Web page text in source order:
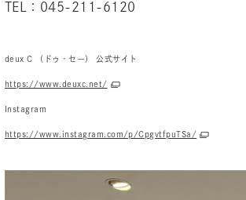
TEL：045-211-6120
deux C （ドゥ・セー） 公式サイト
https://www.deuxc.net/
Instagram
https://www.instagram.com/p/CpgvtfpuTSa/